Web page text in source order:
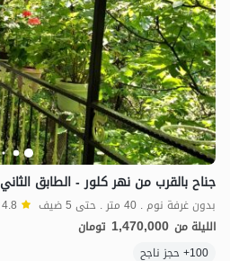
جناح بالقرب من نهر كلور - الطابق الثاني
بدون غرفة نوم . 40 متر . حتى 5 ضيف 4.8
الليلة من 1,470,000 تومان
100+ حجز ناجح